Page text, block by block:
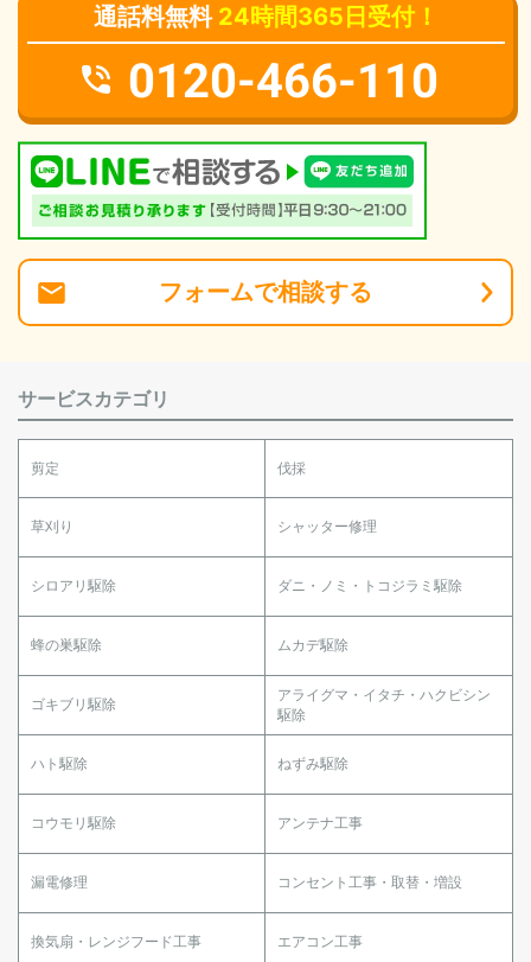
通話料無料 24時間365日受付！
0120-466-110
フォームで相談する
サービスカテゴリ
剪定 伐採
草刈り シャッター修理
シロアリ駆除 ダニ・ノミ・トコジラミ駆除
蜂の巣駆除 ムカデ駆除
ゴキブリ駆除
アライグマ・イタチ・ハクビシン
駆除
ハト駆除 ねずみ駆除
コウモリ駆除 アンテナ工事
漏電修理 コンセント工事・取替・増設
換気扇・レンジフード工事 エアコン工事